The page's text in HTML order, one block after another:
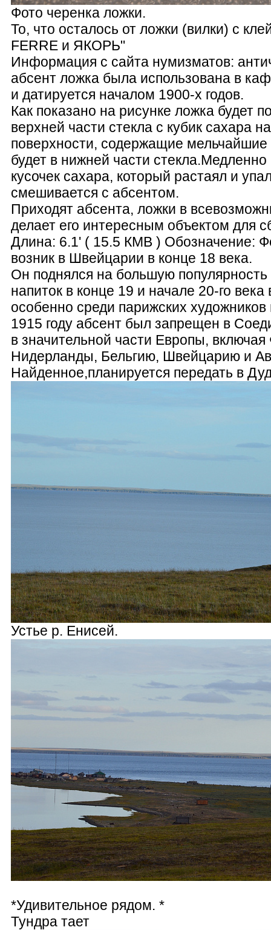
Фото черенка ложки.
То, что осталось от ложки (вилки) с
FERRE и ЯКОРЬ"
Информация с сайта нумизматов:
абсент ложка была использована в
и датируется началом 1900-х годов.
Как показано на рисунке ложка будет
верхней части стекла с кубик сахара
поверхности, содержащие мельчайшие
будет в нижней части
кусочек сахара, который растаял и
смешивается с абсентом.
Приходят абсента, ложки в
делает его интересным объектом для
Длина: 6.1' ( 15.5 КМВ ) Обозначение:
возник в Швейцарии в конце 18 века.
Он поднялся на большую популярность
напиток в конце 19 и начале 20-го
особенно среди парижских художников
1915 году абсент был запрещен в
в значительной части Европы,
Нидерланды, Бельгию, Швейцарию и
Найденное,планируется передать в
Устье р. Енисей.
*Удивительное рядом. *
Тундра тает